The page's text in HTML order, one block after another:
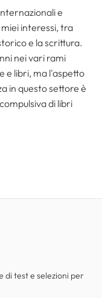
e
interessi, tra
e la scrittura.
nei vari rami
e libri, ma l'aspetto
in questo settore è
di libri
di test e selezioni per